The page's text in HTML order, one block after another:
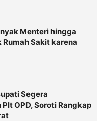
Menteri hingga
Rumah Sakit karena
Segera
OPD, Soroti Rangkap